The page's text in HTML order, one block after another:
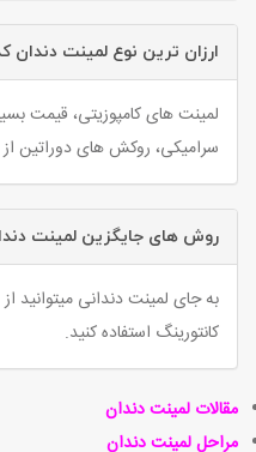
ارزان ترین نوع لمینت دندان
لمینت های کامپوزیتی، قیمت
سرامیکی، روکش های دوراتین از
روش های جایگزین لمینت
به جای لمینت دندانی
کانتورینگ استفاده کنید.
مقالات لمینت دندان
مراحل لمینت دندان